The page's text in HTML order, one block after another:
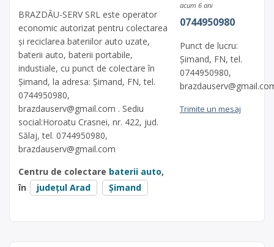
BRAZDĂU-SERV SRL este operator
economic autorizat pentru colectarea
și reciclarea bateriilor auto uzate,
baterii auto, baterii portabile,
industiale, cu punct de colectare în
Șimand, la adresa: Șimand, FN, tel.
0744950980,
brazdauserv@gmail.com . Sediu
social:Horoatu Crasnei, nr. 422, jud.
Sălaj, tel. 0744950980,
brazdauserv@gmail.com
Centru de colectare baterii auto,
în
județul Arad Șimand
acum 6 ani
0744950980
Punct de lucru:
Șimand, FN, tel.
0744950980,
Trimite un mesaj